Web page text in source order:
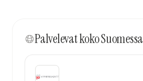
Palvelevat koko Suomessa